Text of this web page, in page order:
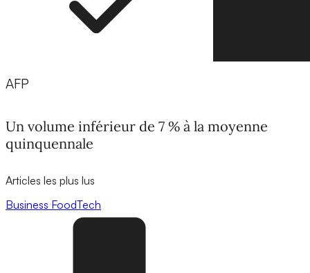
AFP
Un volume inférieur de 7 % à la moyenne
quinquennale
Articles les plus lus
Business FoodTech